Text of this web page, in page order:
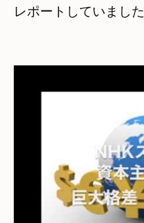
レポートしていました